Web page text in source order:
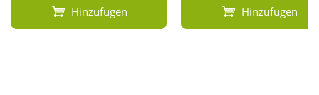
Hinzufügen Hinzufügen